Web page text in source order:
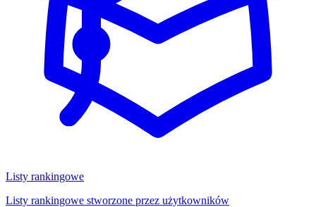
Listy rankingowe
Listy rankingowe stworzone przez użytkowników